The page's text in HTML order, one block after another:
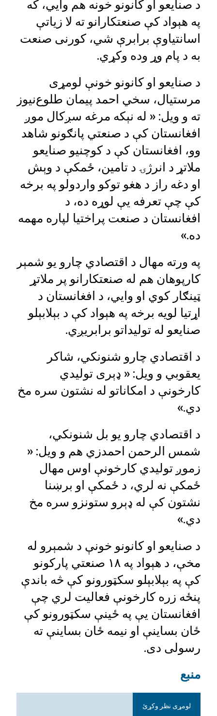
د صنایعو او کانونو خونه هم وایي، که
په هېواد کې صنعتکارانو ته لا زیاتې
اسانتیاوې برابرې شي، کورنی صنعت
به د پام وړ وده وکړي.
د صنایعو او کانونو خونې لومړی
مرستیال، سخي احمد پیمان طلوع‌نیوز
ته و ویل: « له نېکه مرغه سږکال موږ
افغانستان کې د صنعتي پانګونو شاهد
وو، افغانستان کې د کوچنیو صنایعو
ملاتړ د انرژۍ د تامین، ځمکې د وېش
او دغه راز د هغو توکو واردولو په برخه
کې چې تعرفه یې لوړه ده، د
افغانستان د صنعت پراختیا لپاره مهمه
ده.»
په ورته مهال د اقتصادي چارو یو شمېر
کارپوهان هم له صنعتکارانو پر ملاتړ
ټینګار کوي او وایي، د افغانستان د
اړتیا لویه برخه په هېواد کې د بېلابېلو
صنایعو له تولیداتو برابریږي.
د اقتصادي چارو شنونکي، شاکر
یعقوبي و ویل: « ډېری تولیدي
کارخونې د امکاناتو له نشتون سره مخ
دي.»
د اقتصادي چارو یو بل شنونکي،
شمس الرحمن احمدزي هم و ویل: «
زموږ تولیدي کارخونې اوس مهال
ځمکې نه لري، د ځمکې او برښنا
نشتون کې له ډېرو ستونزو سره مخ
دي.»
د صنایعو او کانونو خونې د شمېرو له
مخې، د هېواد په ۱۸ صنعتي پارکونو
کې په بېلابېلو سکټورونو کې څه باندې
پنځه زره کارخونې فعالیت لري چې
افغانستان یې په ځینې سکټورونو کې
ځان بساینې او نیمه ځان بساینې ته
رسولی دی.
منبع
لومړی نظر وکړئ